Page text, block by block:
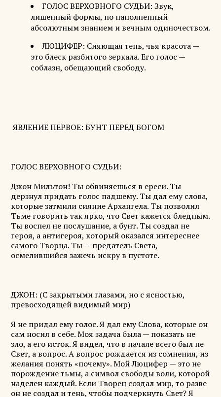
ГОЛОС ВЕРХОВНОГО СУДЬИ: Звук,
лишенный формы, но наполненный
абсолютным знанием и вечным одиночеством.
ЛЮЦИФЕР: Сияющая тень, чья красота —
это блеск разбитого зеркала. Его голос —
соблазн, обещающий свободу.
ЯВЛЕНИЕ ПЕРВОЕ: БУНТ ПЕРЕД БОГОМ
ГОЛОС ВЕРХОВНОГО СУДЬИ:
Джон Мильтон! Ты обвиняешься в ереси. Ты
дерзнул придать голос падшему. Ты дал ему слова,
которые затмили сияние Архангела. Ты позволил
Тьме говорить так ярко, что Свет кажется бледным.
Ты воспел не послушание, а бунт. Ты создал не
героя, а антигероя, который оказался интереснее
самого Творца. Ты — предатель Света,
осмелившийся зажечь искру в пустоте.
ДЖОН: (С закрытыми глазами, но с ясностью,
превосходящей видимый мир)
Я не придал ему голос. Я дал ему Слова, которые он
сам носил в себе. Моя задача была — показать не
зло, а его исток. Я видел, что в начале всего был не
Свет, а вопрос. А вопрос рождается из сомнения, из
желания понять «почему». Мой Люцифер — это не
порождение тьмы, а символ свободы воли, которой
наделен каждый. Если Творец создал мир, то разве
он не создал и тень, чтобы подчеркнуть Свет? Я